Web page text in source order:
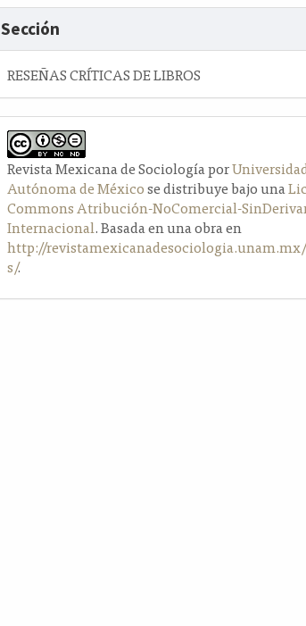
Sección
RESEÑAS CRÍTICAS DE LIBROS
Revista Mexicana de Sociología por
Autónoma de Méxicose distribuye bajo una
Commons Atribución-NoComercial-
Internacional. Basada en una obra en
http://
s/.